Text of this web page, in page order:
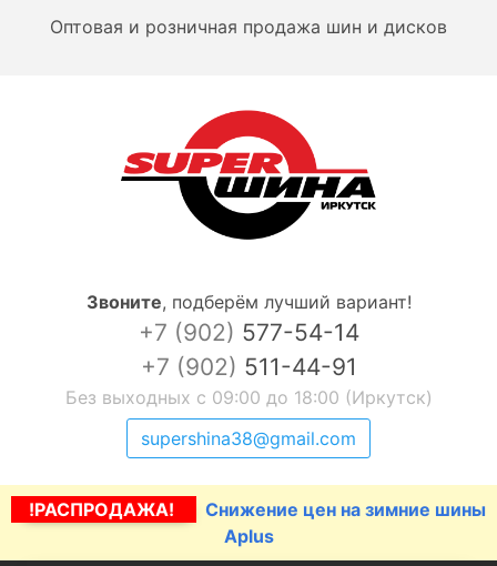
Оптовая и розничная продажа шин и дисков
Звоните, подберём лучший вариант!
+7 (902) 577-54-14
+7 (902) 511-44-91
Без выходных с 09:00 до 18:00 (Иркутск)
supershina38@gmail.com
!РАСПРОДАЖА!
Снижение цен на зимние шины
Aplus